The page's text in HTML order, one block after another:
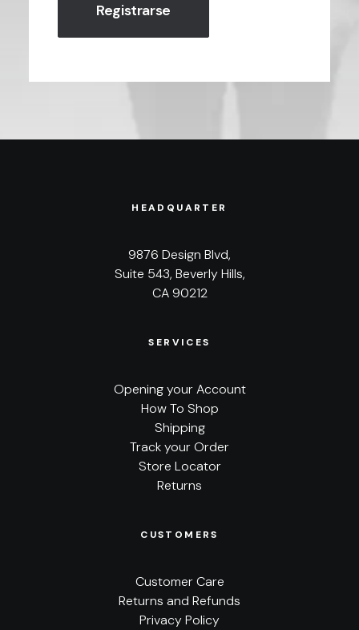
Registrarse
HEADQUARTER
9876 Design Blvd,
Suite 543, Beverly Hills,
CA 90212
SERVICES
Opening your Account
How To Shop
Shipping
Track your Order
Store Locator
Returns
CUSTOMERS
Customer Care
Returns and Refunds
Privacy Policy